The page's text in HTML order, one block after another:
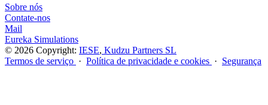
Sobre nós
Contate-nos
Mail
Eureka Simulations
© 2026 Copyright: IESE, Kudzu Partners SL
Termos de serviço · Política de privacidade e cookies · Segurança